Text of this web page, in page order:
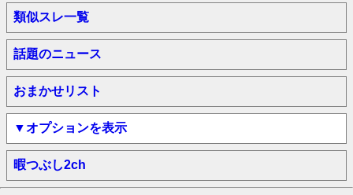
類似スレ一覧
話題のニュース
おまかせリスト
▼オプションを表示
暇つぶし2ch